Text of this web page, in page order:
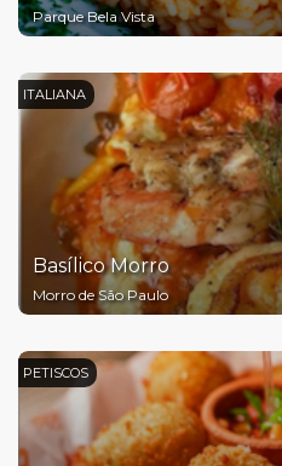
Parque Bela Vista
ITALIANA
Basílico Morro
Morro de São Paulo
PETISCOS